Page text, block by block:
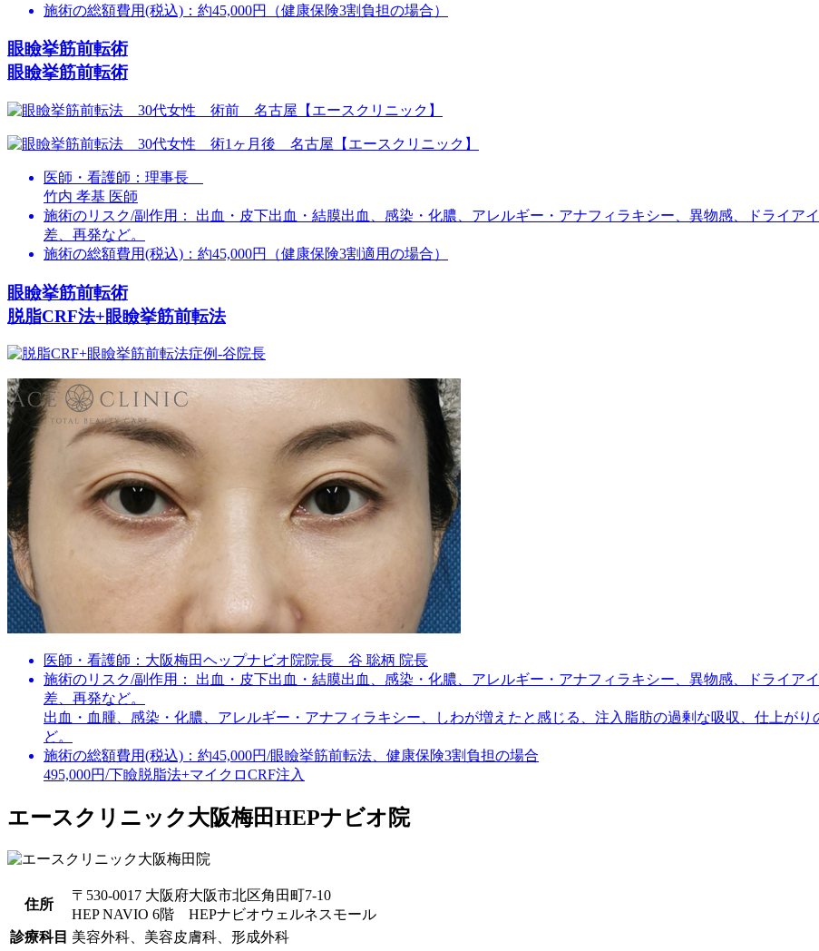
施術の総額費用(税込)： 約45,000円（健康保険3割負担の場合）
眼瞼挙筋前転術
眼瞼挙筋前転術
医師・看護師： 理事長
竹内 孝基 医師
施術のリスク/副作用：
出血・皮下出血・結膜出血、感染・化膿、アレルギー・アナフィラキシー、異物感、ドライア
差、再発など。
施術の総額費用(税込)： 約45,000円（健康保険3割適用の場合）
眼瞼挙筋前転術
脱脂CRF法+眼瞼挙筋前転法
医師・看護師： 大阪梅田ヘップナビオ院院長 谷 聡柄 院長
施術のリスク/副作用：
出血・皮下出血・結膜出血、感染・化膿、アレルギー・アナフィラキシー、異物感、ドライア
差、再発など。
出血・血腫、感染・化膿、アレルギー・アナフィラキシー、しわが増えたと感じる、注入脂肪の過剰な吸収、仕上が
ど。
施術の総額費用(税込)： 約45,000円/眼瞼挙筋前転法、健康保険3割負担の場合
495,000円/下瞼脱脂法+マイクロCRF注入
エースクリニック大阪梅田HEPナビオ院
住所
〒530-0017 大阪府大阪市北区角田町7-10
HEP NAVIO 6階 HEPナビオウェルネスモール
診療科目 美容外科、美容皮膚科、形成外科